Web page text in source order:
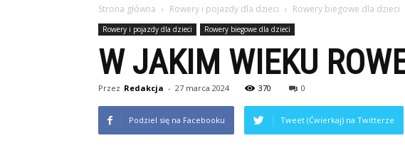
Strona główna Rowery i pojazdy dla dzieci Rowery biegowe dla dzieci
Rowery i pojazdy dla dzieci Rowery biegowe dla dzieci
W JAKIM WIEKU
Przez Redakcja - 27 marca 2024 370 0
Podziel się na Facebooku Tweet (Ćwierkaj) na Twitterze